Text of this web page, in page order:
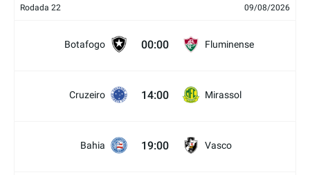
Rodada 22 09/08/2026
Botafogo 00:00 Fluminense
Cruzeiro 14:00 Mirassol
Bahia 19:00 Vasco